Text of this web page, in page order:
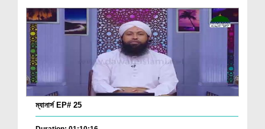
ম্যানার্স EP# 25